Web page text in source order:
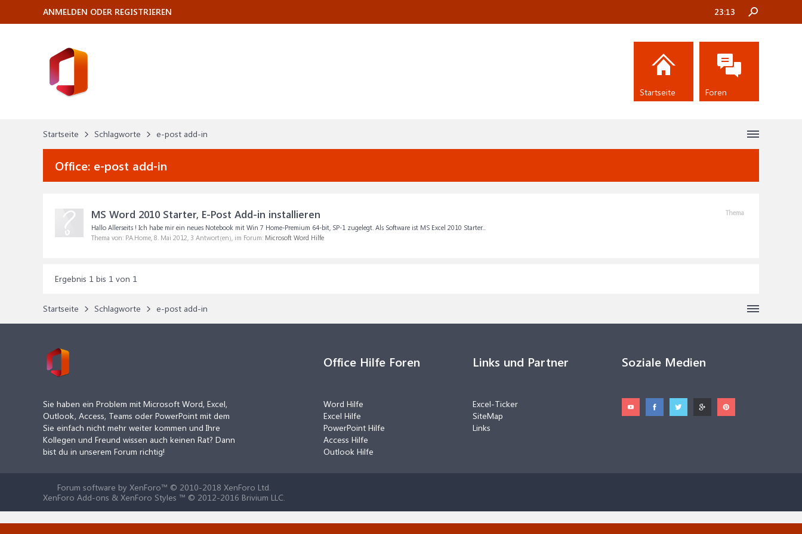
Startseite Schlagworte e-post add-in
Office: e-post add-in
Thema
MS Word 2010 Starter, E-Post Add-in installieren
Hallo Allerseits ! Ich habe mir ein neues Notebook mit Win 7 Home-Premium 64-bit, SP-1 zugelegt. Als Software ist MS Excel 2010 Starter...
Thema von: P.A.Home, 8. Mai 2012, 3 Antwort(en), im Forum: Microsoft Word Hilfe
Ergebnis 1 bis 1 von 1
Startseite Schlagworte e-post add-in
ANMELDEN ODER REGISTRIEREN 23:13
Startseite Foren
Sie haben ein Problem mit Microsoft Word, Excel,
Outlook, Access, Teams oder PowerPoint mit dem
Sie einfach nicht mehr weiter kommen und Ihre
Kollegen und Freund wissen auch keinen Rat? Dann
bist du in unserem Forum richtig!
Office Hilfe Foren
Word Hilfe
Excel Hilfe
PowerPoint Hilfe
Access Hilfe
Outlook Hilfe
Links und Partner
Excel-Ticker
SiteMap
Links
Soziale Medien
Forum software by XenForo™ © 2010-2018 XenForo Ltd.
XenForo Add-ons & XenForo Styles ™ © 2012-2016 Brivium LLC.